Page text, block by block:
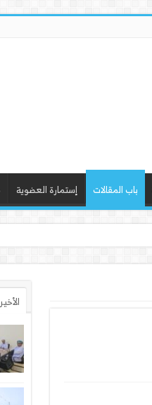
باب المقالات إستمارة العضوية